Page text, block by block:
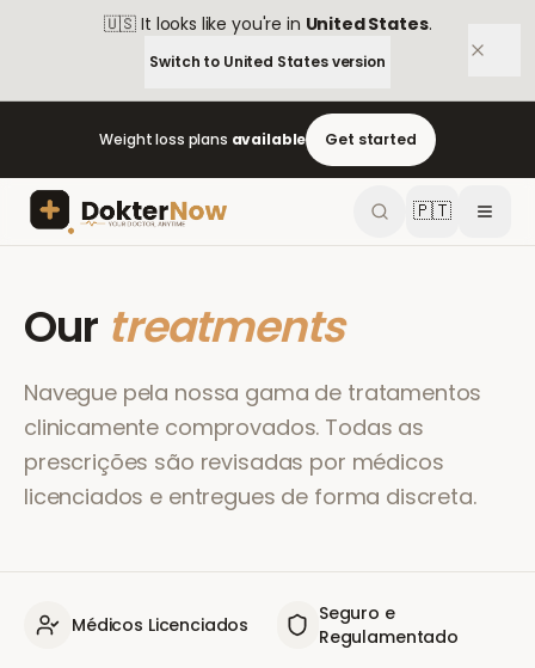
🇺🇸 It looks like you're in United States.
Switch to United Statesversion
Weight loss plans available Get started
🇵🇹
Our treatments
Navegue pela nossa gama de tratamentos
clinicamente comprovados. Todas as
prescrições são revisadas por médicos
licenciados e entregues de forma discreta.
Médicos Licenciados
Seguro e
Regulamentado